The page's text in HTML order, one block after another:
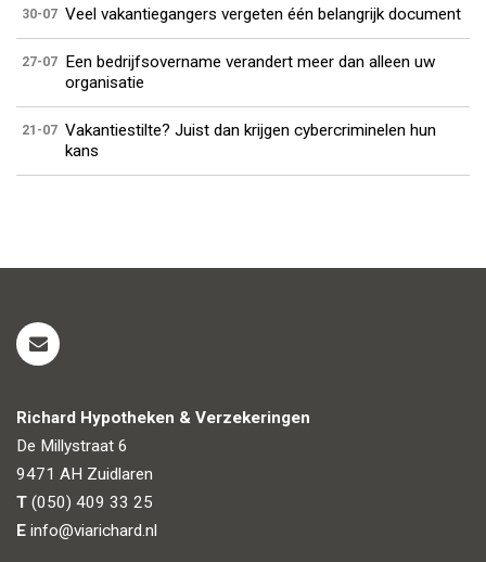
30-07 Veel vakantiegangers vergeten één belangrijk document
27-07 Een bedrijfsovername verandert meer dan alleen uw
organisatie
21-07 Vakantiestilte? Juist dan krijgen cybercriminelen hun
kans
Richard Hypotheken & Verzekeringen
De Millystraat 6
9471 AH Zuidlaren
T (050) 409 33 25
E info@viarichard.nl